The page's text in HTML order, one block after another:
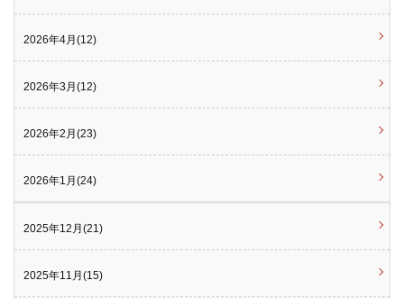
2026年4月(12)
2026年3月(12)
2026年2月(23)
2026年1月(24)
2025年12月(21)
2025年11月(15)